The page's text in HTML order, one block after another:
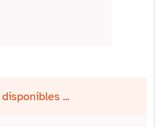
...